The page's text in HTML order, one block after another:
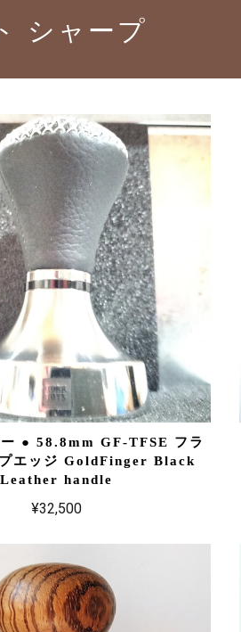
シャープ
● 58.8mm GF-TFSE フラ
エッジ GoldFinger Black
Leather handle
¥32,500